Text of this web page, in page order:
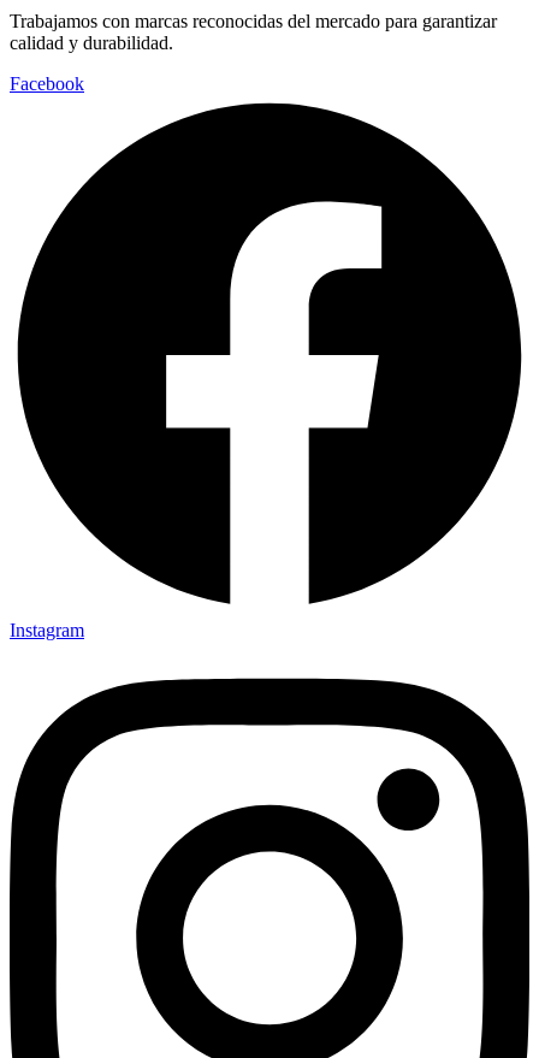
Trabajamos con marcas reconocidas del mercado para garantizar
calidad y durabilidad.
Facebook
Instagram